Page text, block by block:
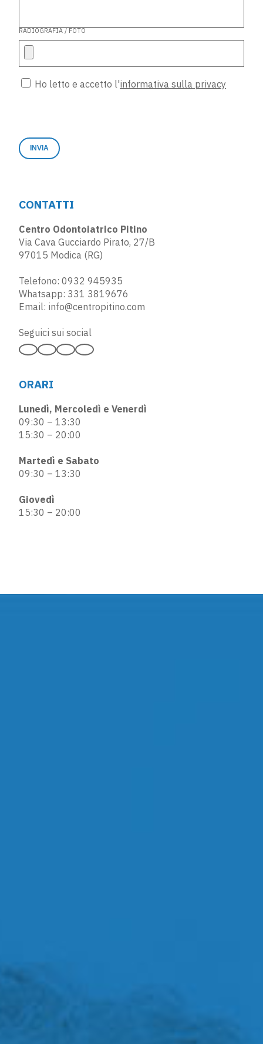
RADIOGRAFIA / FOTO
Ho letto e accetto l'informativa sulla privacy
CONTATTI
Centro Odontoiatrico Pitino
Via Cava Gucciardo Pirato, 27/B
97015 Modica (RG)
Telefono: 0932 945935
Whatsapp: 331 3819676
Email: info@centropitino.com
Seguici sui social
ORARI
Lunedì, Mercoledì e Venerdì
09:30 – 13:30
15:30 – 20:00
Martedì e Sabato
09:30 – 13:30
Giovedì
15:30 – 20:00